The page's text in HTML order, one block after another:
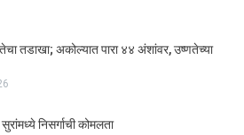
तडाखा; अकोल्यात पारा ४४ अंशांवर, उष्णतेच्या
निसर्गाची कोमलता